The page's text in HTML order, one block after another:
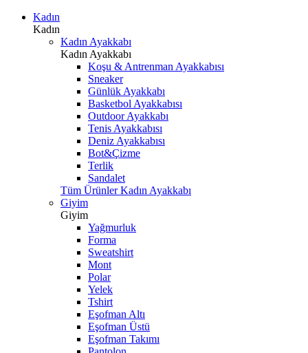
Kadın
Kadın
Kadın Ayakkabı
Kadın Ayakkabı
Koşu & Antrenman Ayakkabısı
Sneaker
Günlük Ayakkabı
Basketbol Ayakkabısı
Outdoor Ayakkabı
Tenis Ayakkabısı
Deniz Ayakkabısı
Bot&Çizme
Terlik
Sandalet
Tüm Ürünler Kadın Ayakkabı
Giyim
Giyim
Yağmurluk
Forma
Sweatshirt
Mont
Polar
Yelek
Tshirt
Eşofman Altı
Eşofman Üstü
Eşofman Takımı